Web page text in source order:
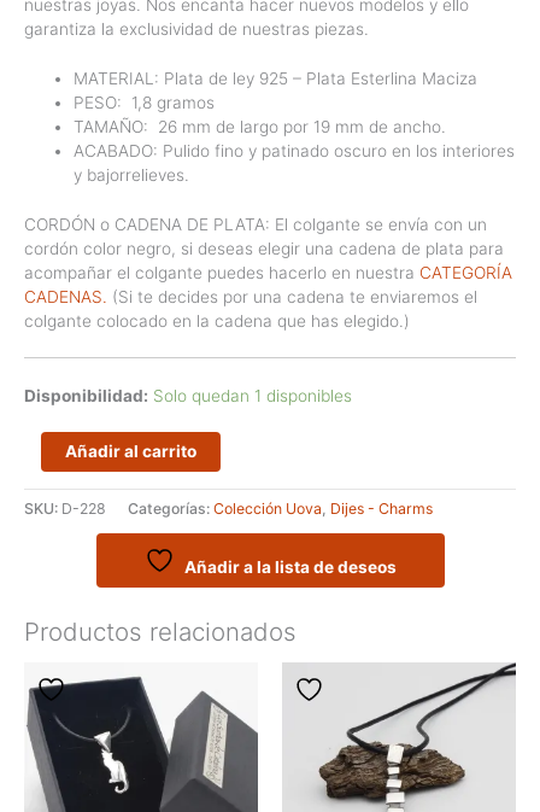
nuestras joyas. Nos encanta hacer nuevos modelos y ello
garantiza la exclusividad de nuestras piezas.
MATERIAL: Plata de ley 925 – Plata Esterlina Maciza
PESO: 1,8 gramos
TAMAÑO: 26 mm de largo por 19 mm de ancho.
ACABADO: Pulido fino y patinado oscuro en los interiores
y bajorrelieves.
CORDÓN o CADENA DE PLATA: El colgante se envía con un
cordón color negro, si deseas elegir una cadena de plata para
acompañar el colgante puedes hacerlo en nuestra CATEGORÍA
CADENAS. (Si te decides por una cadena te enviaremos el
colgante colocado en la cadena que has elegido.)
Disponibilidad: Solo quedan 1 disponibles
mediano
con
óvalos
Añadir al carrito
SKU: D-228 Categorías: Colección Uova Dijes - Charms
Añadir a la lista de deseos
Productos relacionados